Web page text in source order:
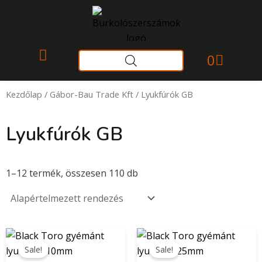
0
Kosár
Kezdőlap / Gábor-Bau Trade Kft / Lyukfúrók GB
Lyukfúrók GB
1–12 termék, összesen 110 db
Sale!
Original
was:
Current
price
Sale!
Original
was:
Current
price